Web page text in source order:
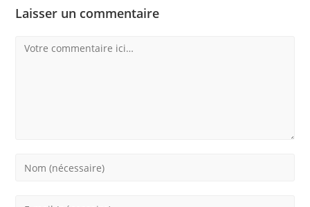
Laisser un commentaire
Comment
Enter
Enter